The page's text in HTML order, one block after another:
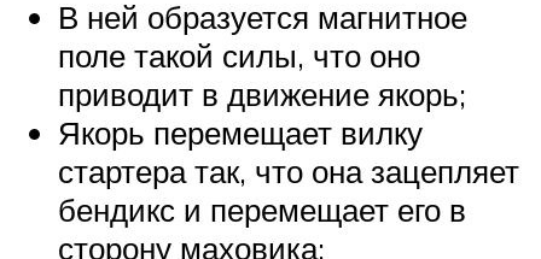
В ней образуется магнитное
поле такой силы, что оно
приводит в движение якорь;
Якорь перемещает вилку
стартера так, что она зацепляет
бендикс и перемещает его в
сторону маховика;